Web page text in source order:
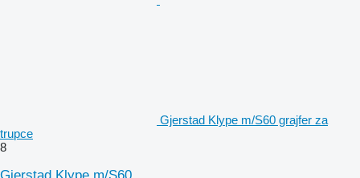
Gjerstad Klype m/S60 grajfer za
trupce
8